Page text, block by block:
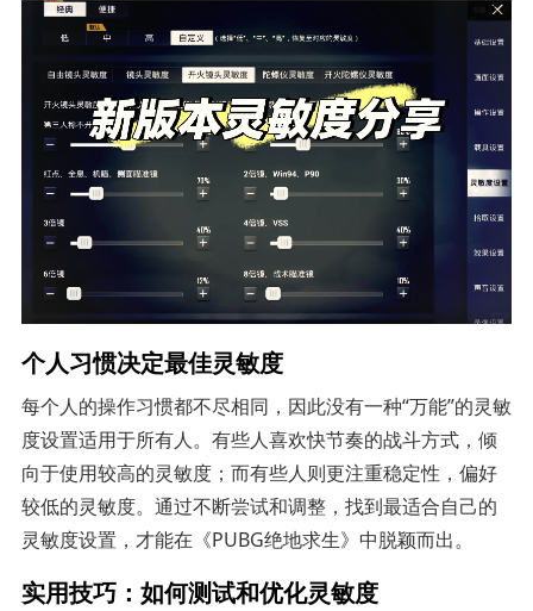
个人习惯决定最佳灵敏度
每个人的操作习惯都不尽相同，因此没有一种“万能”的灵敏
度设置适用于所有人。有些人喜欢快节奏的战斗方式，倾
向于使用较高的灵敏度；而有些人则更注重稳定性，偏好
较低的灵敏度。通过不断尝试和调整，找到最适合自己的
灵敏度设置，才能在《PUBG绝地求生》中脱颖而出。
实用技巧：如何测试和优化灵敏度